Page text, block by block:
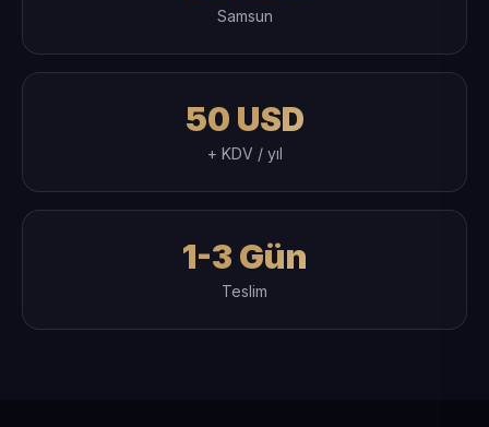
Samsun
50 USD
+ KDV / yıl
1-3 Gün
Teslim